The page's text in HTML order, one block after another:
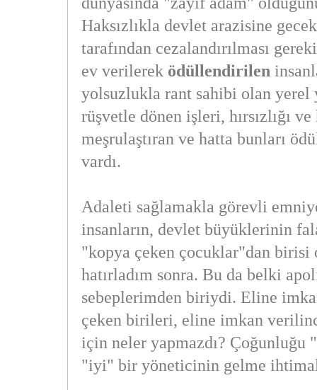
Haksızlıkla devlet arazisine
tarafından cezalandırılması
ev verilerek ödüllendirilen
yolsuzlukla rant sahibi olan
rüşvetle dönen işleri, hırsızlığı
meşrulaştıran ve hatta bunları
vardı.
Adaleti sağlamakla görevli
insanların, devlet büyüklerinin
"kopya çeken çocuklar"dan birisi
hatırladım sonra. Bu da belki
sebeplerimden biriydi. Eline
çeken birileri, eline imkan
için neler yapmazdı?
"iyi" bir yöneticinin gelme